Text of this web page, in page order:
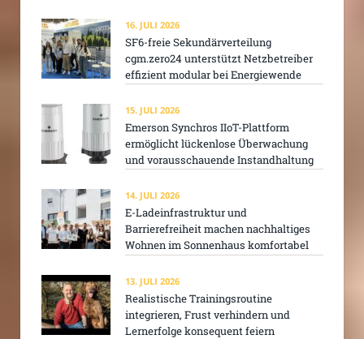
16. JULI 2026
SF6-freie Sekundärverteilung
cgm.zero24 unterstützt Netzbetreiber
effizient modular bei Energiewende
15. JULI 2026
Emerson Synchros IIoT-Plattform
ermöglicht lückenlose Überwachung
und vorausschauende Instandhaltung
14. JULI 2026
E-Ladeinfrastruktur und
Barrierefreiheit machen nachhaltiges
Wohnen im Sonnenhaus komfortabel
13. JULI 2026
Realistische Trainingsroutine
integrieren, Frust verhindern und
Lernerfolge konsequent feiern